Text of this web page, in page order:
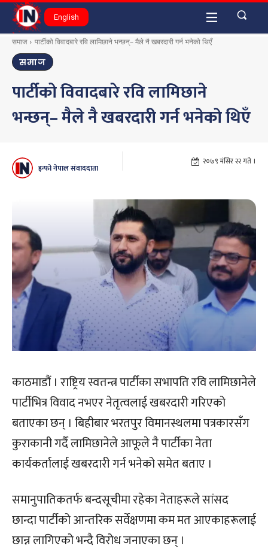
English
समाज पार्टीको विवादबारे रवि लामिछाने भन्छन्– मैले नै खबरदारी गर्न भनेको थिएँ
समाज
पार्टीको विवादबारे रवि लामिछाने
भन्छन्– मैले नै खबरदारी गर्न भनेको थिएँ
इन्फो नेपाल संवाददाता
२०७९ मंसिर २२ गते ।
काठमाडौं । राष्ट्रिय स्वतन्त्र पार्टीका सभापति रवि लामिछानेले
पार्टीभित्र विवाद नभएर नेतृत्वलाई खबरदारी गरिएको
बताएका छन् । बिहीबार भरतपुर विमानस्थलमा पत्रकारसँग
कुराकानी गर्दै लामिछानेले आफूले नै पार्टीका नेता
कार्यकर्तालाई खबरदारी गर्न भनेको समेत बताए ।
समानुपातिकतर्फ बन्दसूचीमा रहेका नेताहरूले सांसद
छान्दा पार्टीको आन्तरिक सर्वेक्षणमा कम मत आएकाहरूलाई
छान्न लागिएको भन्दै विरोध जनाएका छन् ।